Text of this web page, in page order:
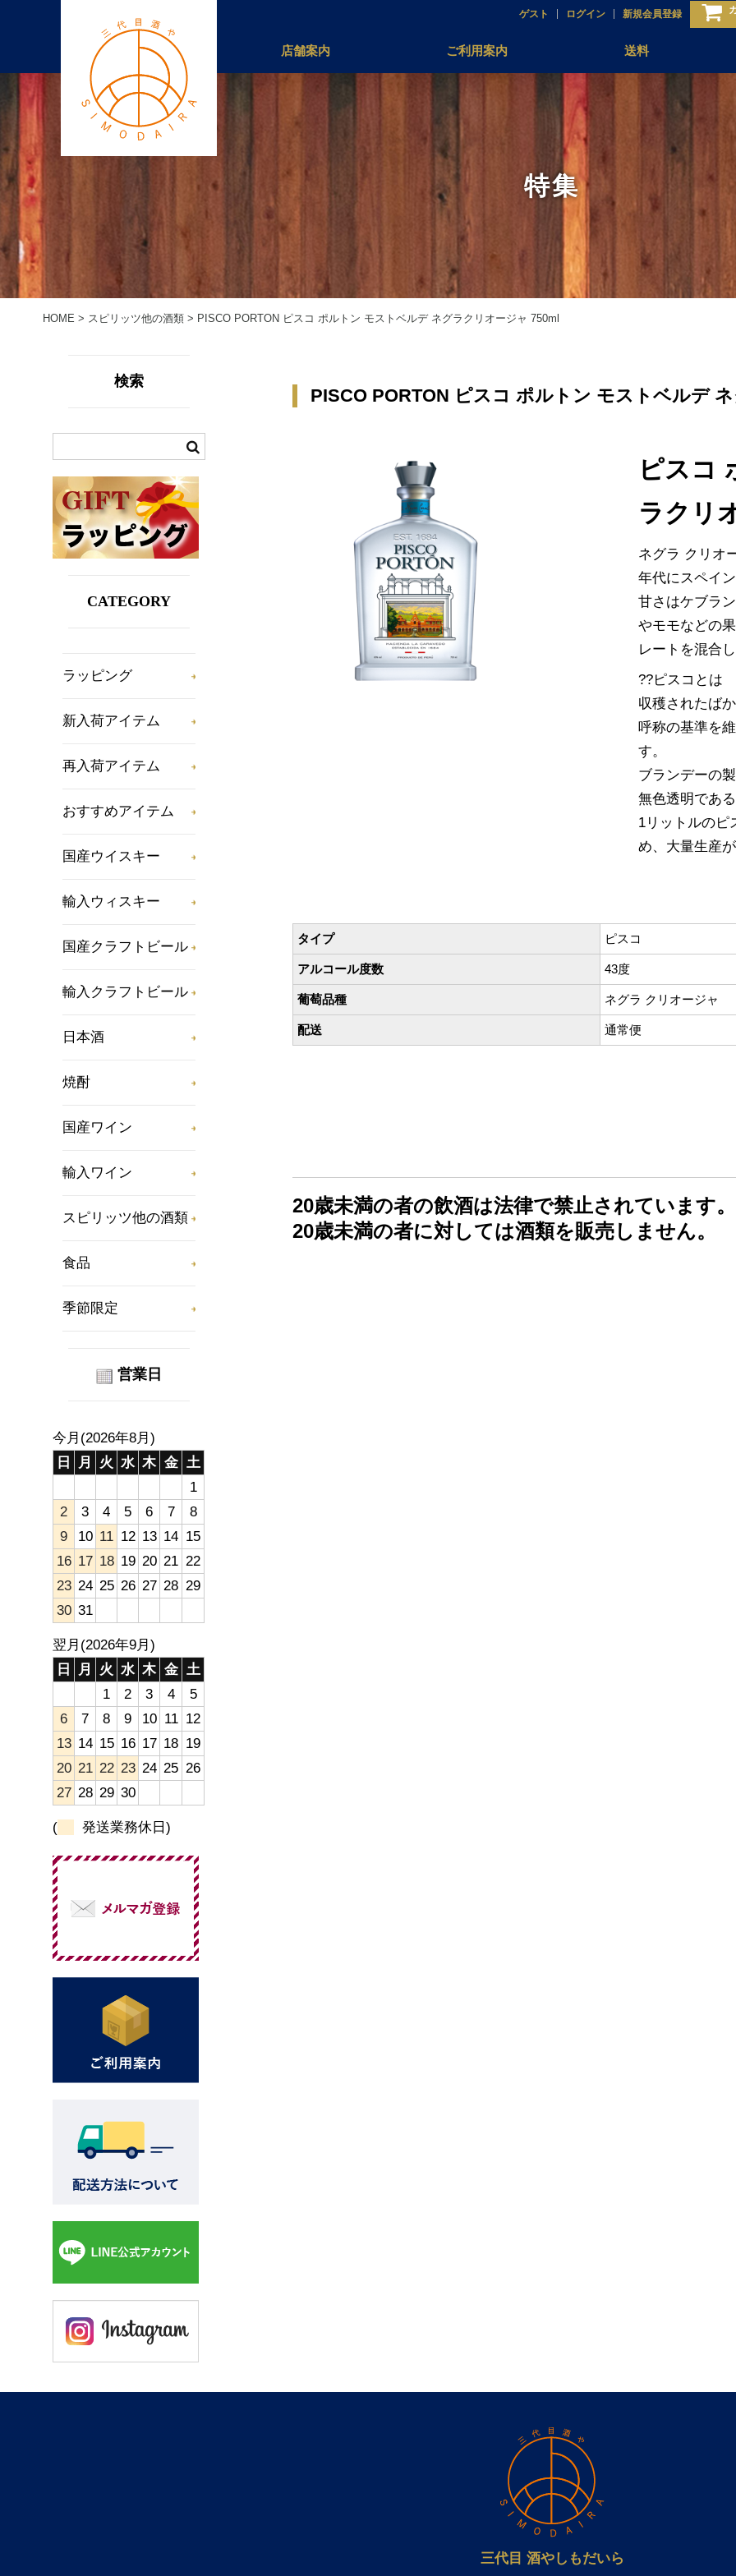
ゲスト ログイン 新規会員登録
店舗案内 ご利用案内 送料
特集
HOME > スピリッツ他の酒類 > PISCO PORTON ピスコ ポルトン モストベルデ ネグラクリオージャ 750ml
PISCO PORTON ピスコ ポルトン モストベルデ
ピスコ
ラクリ
ネグラ クリオ
年代にスペイ
甘さはケブラ
やモモなどの
レートを混合
??ピスコとは
収穫されたば
呼称の基準を
す。
ブランデーの
無色透明であ
1リットルのピ
め、大量生産
タイプ ピスコ
アルコール度数 43度
葡萄品種 ネグラ クリオージャ
配送 通常便
20歳未満の者の飲酒は法律で禁止されています。
20歳未満の者に対しては酒類を販売しません。
検索
CATEGORY
ラッピング
新入荷アイテム
再入荷アイテム
おすすめアイテム
国産ウイスキー
輸入ウィスキー
国産クラフトビール
輸入クラフトビール
日本酒
焼酎
国産ワイン
輸入ワイン
スピリッツ他の酒類
食品
季節限定
営業日
今月(2026年8月)
日
月 火 水 木 金 土
1
2
3 4 5 6 7
8
9
10 11 12 13 14 15
16 17 18 19 20 21 22
23 24 25 26 27 28 29
30 31
翌月(2026年9月)
日
月 火 水 木 金 土
1
2 3 4
5
6
7 8 9 10 11 12
13 14 15 16 17 18 19
20 21 22 23 24 25 26
27 28 29 30
( 発送業務休日)
三代目 酒やしもだいら